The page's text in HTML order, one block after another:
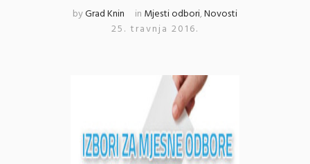
byGrad Knin in Mjesti odbori,Novosti
25. travnja 2016.